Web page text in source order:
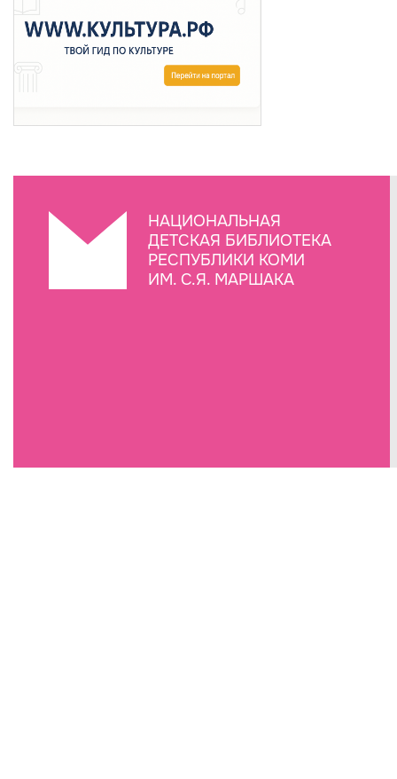
НАЦИОНАЛЬНАЯ
ДЕТСКАЯ БИБЛИОТЕКА
РЕСПУБЛИКИ КОМИ
ИМ. С.Я. МАРШАКА